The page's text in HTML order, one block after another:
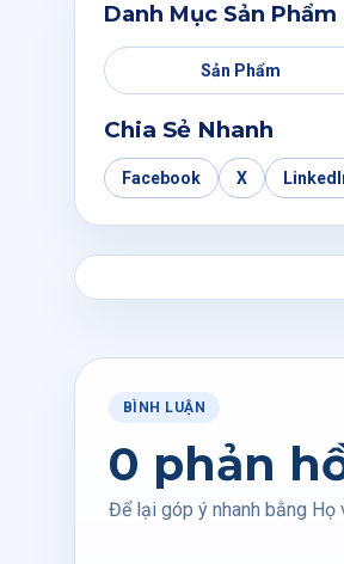
Danh Mục Sản Phẩm
Sản Phẩm
Chia Sẻ Nhanh
Facebook X
BÌNH LUẬN
0 phản
Để lại góp ý nhanh bằng Họ